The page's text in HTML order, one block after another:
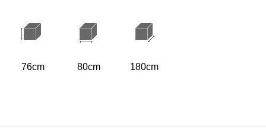
76cm 80cm 180cm